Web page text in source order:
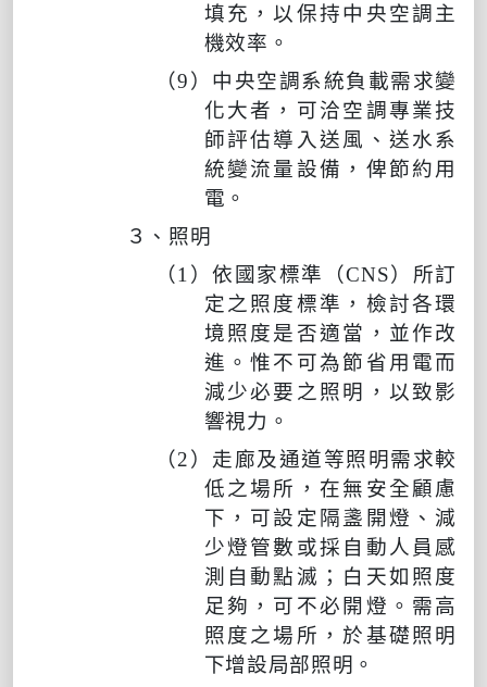
填充，以保持中央空調主
機效率。
（9）中央空調系統負載需求變
化大者，可洽空調專業技
師評估導入送風、送水系
統變流量設備，俾節約用
電。
３、照明
（1 ）依國家標準（CNS）所訂
定之照度標準，檢討各環
境照度是否適當，並作改
進。惟不可為節省用電而
減少必要之照明，以致影
響視力。
（2）走廊及通道等照明需求較
低之場所，在無安全顧慮
下，可設定隔盞開燈、減
少燈管數或採自動人員感
測自動點滅；白天如照度
足夠，可不必開燈。需高
照度之場所，於基礎照明
下增設局部照明。